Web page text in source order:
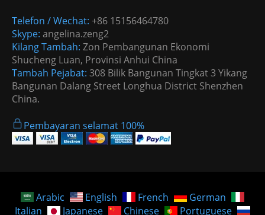
Telefon / Wechat: +86 15156464780
Skype: angelina.zeng2
Kilang Tambah: Zon Pembangunan Ekonomi
Shucheng Luan, Provinsi Anhui China
Tambah Pejabat: 308 Bilik Bangunan Tingkat 3 Yikang
Bangunan Dalang Street Longhua District Shenzhen
China.
Pembayaran selamat 100%
Arabic English French
German
Italian
Japanese Chinese Portuguese